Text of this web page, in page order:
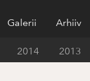
Galerii
2014 2013
Arhiiv